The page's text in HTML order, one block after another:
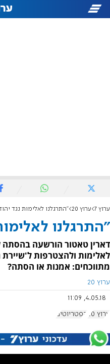
ערוץ 7 ערוץ 20 "התרגלנו לאלימות נגד
"התרגלנו
דארין טאטור הורשעה
לאלימות ולהצטרפות
מתווכחים: אמנות או הסתה?
ערוץ 20
4.05.18, 11:09
ערוץ 20 הפטריוטים